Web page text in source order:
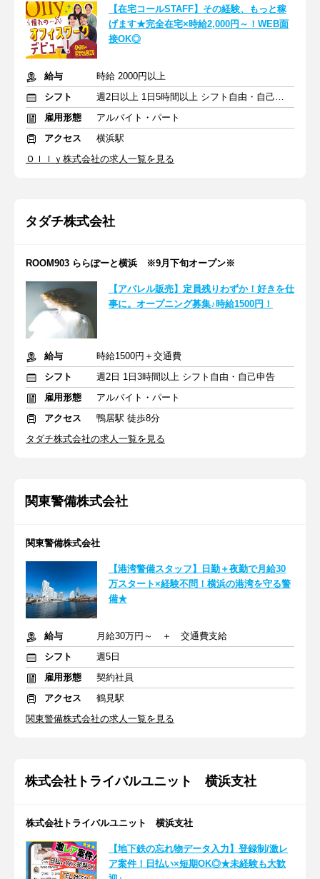
【在宅コールSTAFF】その経験、もっと稼
げます★完全在宅×時給2,000円～！WEB面
接OK◎
給与
時給 2000円以上
シフト
週2日以上 1日5時間以上 シフト自由・自己申告
雇用形態
アルバイト・パート
アクセス
横浜駅
Ｏｌｌｙ株式会社の求人一覧を見る
タダチ株式会社
ROOM903 ららぽーと横浜 ※9月下旬オープン※
【アパレル販売】定員残りわずか！好きを仕
事に。オープニング募集♪時給1500円！
給与
時給1500円＋交通費
シフト
週2日 1日3時間以上 シフト自由・自己申告
雇用形態
アルバイト・パート
アクセス
鴨居駅 徒歩8分
タダチ株式会社の求人一覧を見る
関東警備株式会社
関東警備株式会社
【港湾警備スタッフ】日勤＋夜勤で月給30
万スタート×経験不問！横浜の港湾を守る警
備★
給与
月給30万円～ ＋ 交通費支給
シフト
週5日
雇用形態
契約社員
アクセス
鶴見駅
関東警備株式会社の求人一覧を見る
株式会社トライバルユニット 横浜支社
株式会社トライバルユニット 横浜支社
【地下鉄の忘れ物データ入力】登録制/激レ
ア案件！日払い×短期OK◎★未経験も大歓